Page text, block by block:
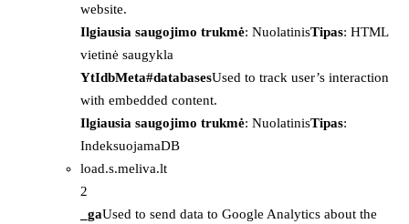
website.
Ilgiausia saugojimo trukmė: NuolatinisTipas: HTML
vietinė saugykla
YtIdbMeta#databasesUsed to track user’s interaction
with embedded content.
Ilgiausia saugojimo trukmė: NuolatinisTipas:
IndeksuojamaDB
load.s.meliva.lt
2
_gaUsed to send data to Google Analytics about the